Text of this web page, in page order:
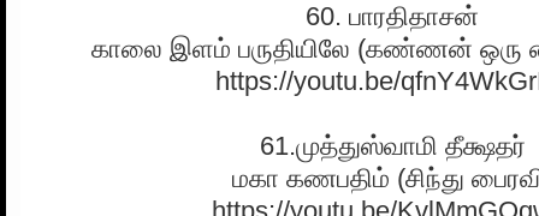
60. பாரதிதாசன்
காலை இளம் பருதியிலே (கண்ணன் ஒரு
https://youtu.be/
61.முத்துஸ்வாமி தீக்ஷதர்
மகா கணபதிம் (சிந்து